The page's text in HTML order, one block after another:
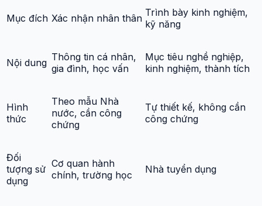
Mục đích Xác nhận nhân thân Trình bày kinh nghiệm,
kỹ năng
Nội dung Thông tin cá nhân,
gia đình, học vấn
Mục tiêu nghề nghiệp,
kinh nghiệm, thành tích
Hình
thức
Theo mẫu Nhà
nước, cần công
chứng
Tự thiết kế, không cần
công chứng
Đối
tượng sử
dụng
Cơ quan hành
chính, trường học
Nhà tuyển dụng